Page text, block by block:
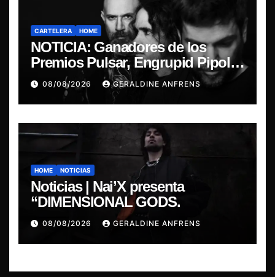
CARTELERA HOME
NOTICIA: Ganadores de los
Premios Pulsar, Engrupid Pipol
presentan show exclusivo.
08/08/2026 GERALDINE ANFRENS
HOME NOTICIAS
Noticias | Nai’X presenta
“DIMENSIONAL GODS.
08/08/2026 GERALDINE ANFRENS